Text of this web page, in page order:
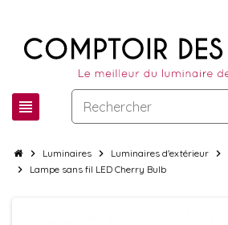
view_headline
chevron_right Luminaires chevron_right Luminaires d'extérieur chevron_right
chevron_right Lampe sans fil LED Cherry Bulb